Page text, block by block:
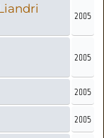
2005
2005
2005
2005